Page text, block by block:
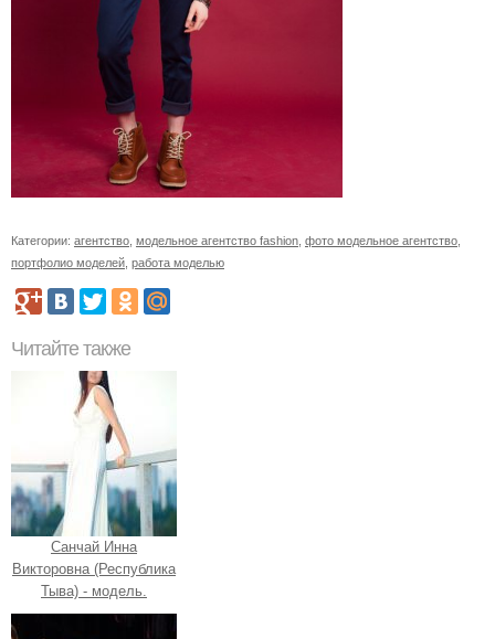
Категории: агентство модельное агентство fashion фото модельное агентство
портфолио моделей работа моделью
Читайте также
Санчай Инна
Викторовна (Республика
Тыва) - модель.